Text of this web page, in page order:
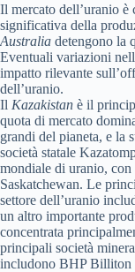
Il mercato dell’uranio è
significativa della
Australia detengono la
Eventuali variazioni
impatto rilevante
dell’uranio.
Il Kazakistan è il
quota di mercato
grandi del pianeta, e la
società statale
mondiale di uranio,
Saskatchewan. Le
settore dell’uranio
un altro importante
concentrata
principali società
includono BHP Billiton